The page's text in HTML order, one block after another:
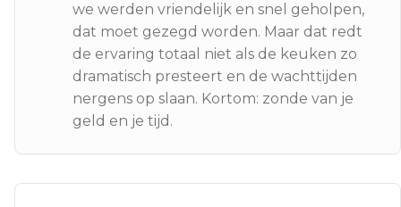
we werden vriendelijk en snel geholpen,
dat moet gezegd worden. Maar dat redt
de ervaring totaal niet als de keuken zo
dramatisch presteert en de wachttijden
nergens op slaan. Kortom: zonde van je
geld en je tijd.